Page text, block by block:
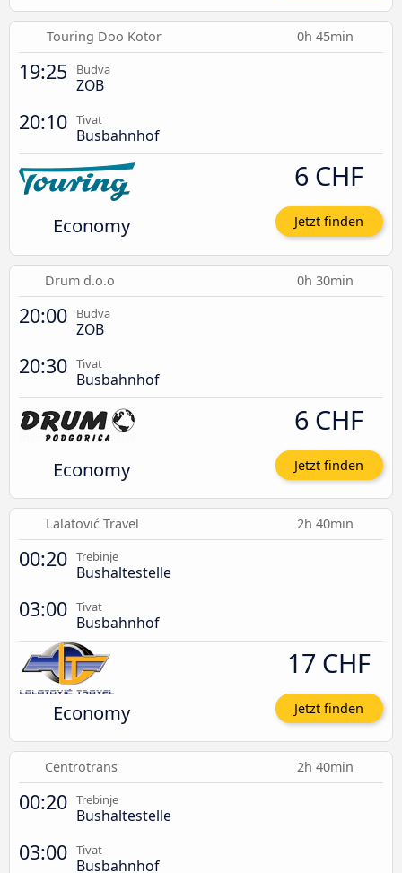
Touring Doo Kotor 0h 45min
19:25 Budva
ZOB
20:10 Tivat
Busbahnhof
Economy
6 CHF
Jetzt finden
Drum d.o.o 0h 30min
20:00 Budva
ZOB
20:30 Tivat
Busbahnhof
Economy
6 CHF
Jetzt finden
Lalatović Travel 2h 40min
00:20 Trebinje
Bushaltestelle
03:00 Tivat
Busbahnhof
Economy
17 CHF
Jetzt finden
Centrotrans 2h 40min
00:20 Trebinje
Bushaltestelle
03:00 Tivat
Busbahnhof